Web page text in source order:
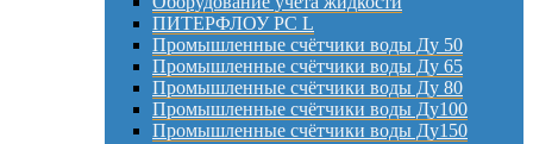
ПИТЕРФЛОУ РС L
Промышленные счётчики воды Ду 50
Промышленные счётчики воды Ду 65
Промышленные счётчики воды Ду 80
Промышленные счётчики воды Ду100
Промышленные счётчики воды Ду150